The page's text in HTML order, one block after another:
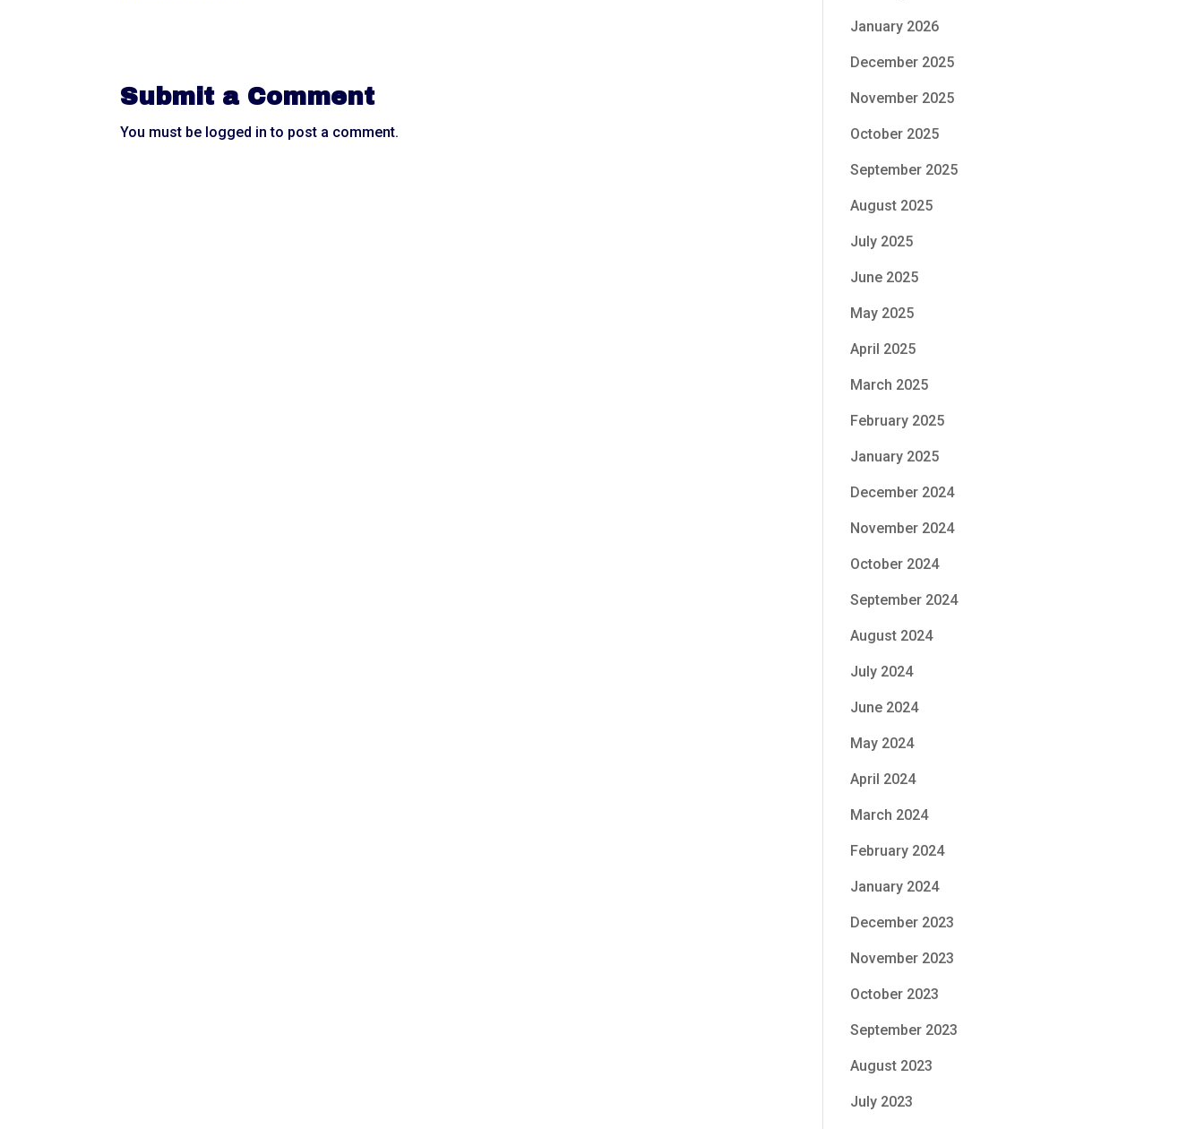
Submit a Comment
You must be logged in to post a comment.
January 2026
December 2025
November 2025
October 2025
September 2025
August 2025
July 2025
June 2025
May 2025
April 2025
March 2025
February 2025
January 2025
December 2024
November 2024
October 2024
September 2024
August 2024
July 2024
June 2024
May 2024
April 2024
March 2024
February 2024
January 2024
December 2023
November 2023
October 2023
September 2023
August 2023
July 2023